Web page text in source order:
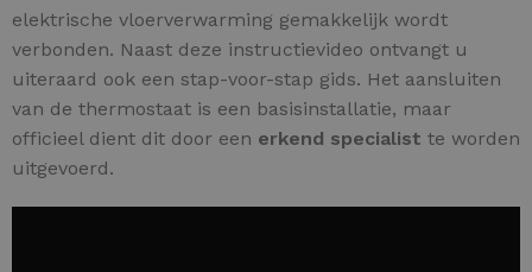
elektrische vloerverwarming gemakkelijk wordt
verbonden. Naast deze instructievideo ontvangt u
uiteraard ook een stap-voor-stap gids. Het aansluiten
van de thermostaat is een basisinstallatie, maar
officieel dient dit door een erkend specialist te worden
uitgevoerd.